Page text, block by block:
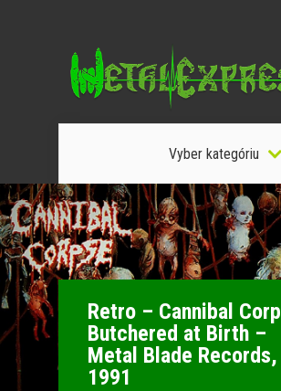
Vyber kategóriu
Retro – Cannibal
Butchered at Birth –
Metal Blade Records,
1991